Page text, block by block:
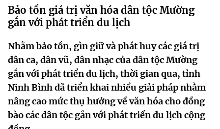
Danh mục
Trang chủ
Giới thiệu
Chức năng nhiệm vụ
Cơ cấu tổ chức
Lịch sử phát triển
Tin tức sự kiện
Khoa học và Công nghệ
Đổi mới sáng tạo
Hệ thống văn bản
Bảo tồn giá trị văn hóa dân tộc Mường
gắn với phát triển du lịch
Nhằm bảo tồn, gìn giữ và phát huy các giá trị
dân ca, dân vũ, dân nhạc của dân tộc Mường
gắn với phát triển du lịch, thời gian qua, tỉnh
Ninh Bình đã triển khai nhiều giải pháp nhằm
nâng cao mức thụ hưởng về văn hóa cho đồng
bào các dân tộc gắn với phát triển du lịch cộng